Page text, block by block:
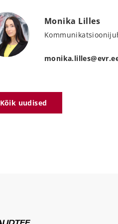
Monika Lilles
Kõik uudised